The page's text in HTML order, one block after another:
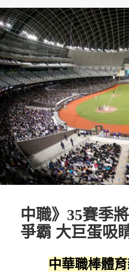
期:
中職》35賽季
爭霸 大巨蛋吸
中華職棒體